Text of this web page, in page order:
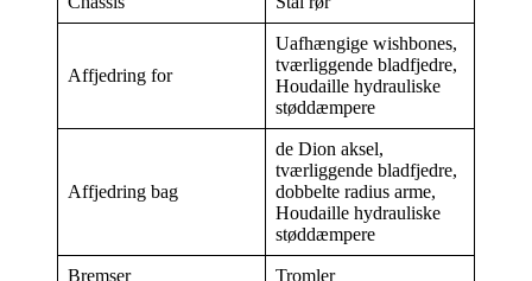
Affjedring for
Uafhængige wishbones,
tværliggende bladfjedre,
Houdaille hydrauliske
støddæmpere
Affjedring bag
de Dion aksel,
tværliggende bladfjedre,
dobbelte radius arme,
Houdaille hydrauliske
støddæmpere
Bremser Tromler